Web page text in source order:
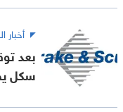
أخبار
سكل